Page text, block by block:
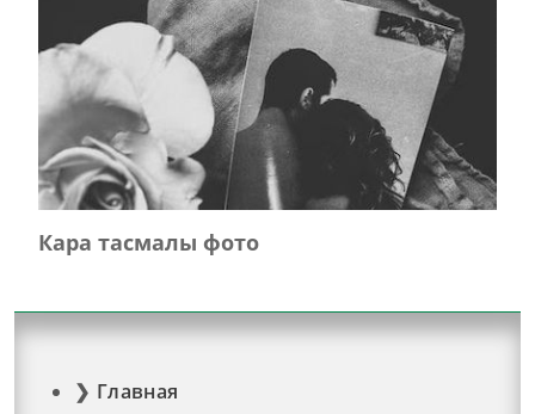
Кара тасмалы фото
Главная